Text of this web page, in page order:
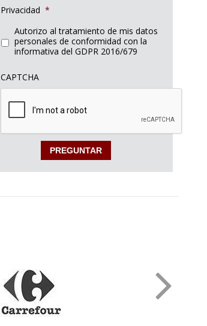
Privacidad *
Autorizo al tratamiento de mis datos
personales de conformidad con la
informativa del GDPR 2016/679
CAPTCHA